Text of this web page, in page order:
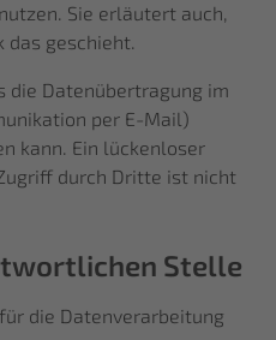
Sie erläutert auch,
das geschieht.
die Datenübertragung im
per E-Mail)
kann. Ein lückenloser
durch Dritte ist nicht
Stelle
die Datenverarbeitung